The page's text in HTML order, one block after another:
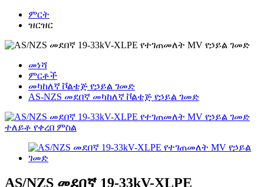
ምርት
ዝርዝር
መነሻ
ምርቶች
መካከለኛ ቮልቴጅ የኃይል ገመድ
AS-NZS መደበኛ መካከለኛ ቮልቴጅ የኃይል ገመድ
AS/NZS መደበኛ 19-33kV-XLPE